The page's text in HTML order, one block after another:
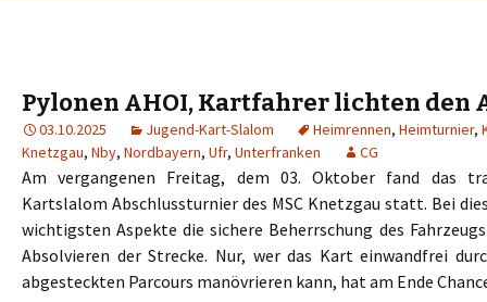
Pylonen AHOI, Kartfahrer lichten den
03.10.2025 Jugend-Kart-Slalom Heimrennen, Heimturnier,
Knetzgau, Nby, Nordbayern, Ufr, Unterfranken CG
Am vergangenen Freitag, dem 03. Oktober fand das
Kartslalom Abschlussturnier des MSC Knetzgau statt. Bei
wichtigsten Aspekte die sichere Beherrschung des
Absolvieren der Strecke. Nur, wer das Kart einwandfrei
abgesteckten Parcours manövrieren kann, hat am Ende